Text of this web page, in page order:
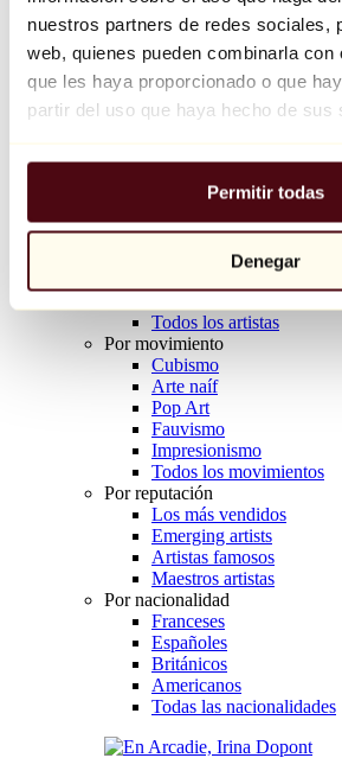
nuestros partners de redes sociales,
web, quienes pueden combinarla con
que les haya proporcionado o que
partir del uso que haya hecho de sus
Permitir todas
Denegar
Balloon Dog (Orange)
Jeff Koons
10.000 €
Explorar
Todos los escultores
Todos los fotógrafos
Todos los artistas
Por movimiento
Cubismo
Arte naíf
Pop Art
Fauvismo
Impresionismo
Todos los movimientos
Por reputación
Los más vendidos
Emerging artists
Artistas famosos
Maestros artistas
Por nacionalidad
Franceses
Españoles
Británicos
Americanos
Todas las nacionalidades